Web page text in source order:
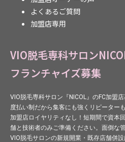
よくあるご質問
加盟店専用
VIO脱毛専科サロン
フランチャイズ募集
VIO脱毛専科サロン『NICOL』のFC加盟
度払い制だから集客にも強くリピーター
加盟店ロイヤリティなし！短期間で資本
舗と技術者のみご準備ください。面倒な
VIO脱毛サロンの新規開業・既存店舗併設